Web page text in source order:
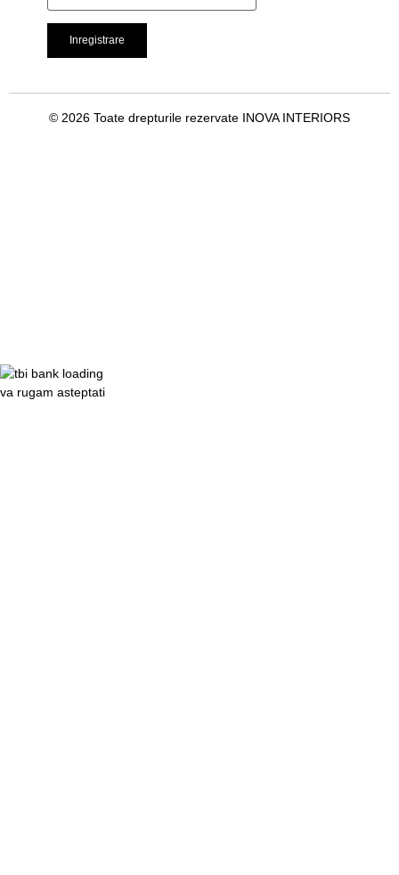
© 2026 Toate drepturile rezervate INOVA INTERIORS
va rugam asteptati